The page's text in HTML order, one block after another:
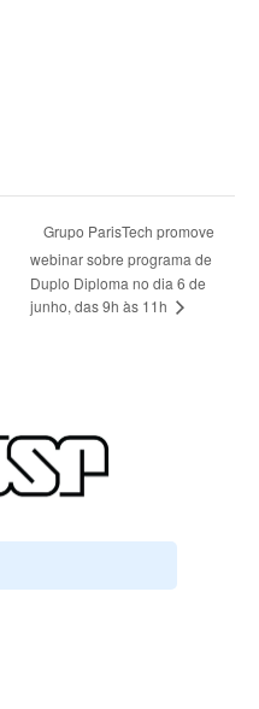
Grupo ParisTech promove
webinar sobre programa de
Duplo Diploma no dia 6 de
junho, das 9h às 11h